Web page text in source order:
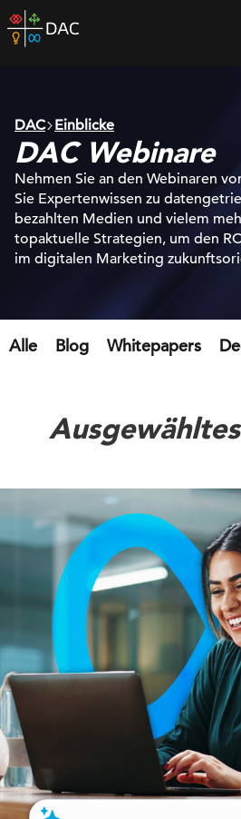
Skip
to
home
DAC Einblicke
DAC Webinare
Nehmen Sie an den Webinaren
Sie Expertenwissen zu
bezahlten Medien und vielem
topaktuelle Strategien, um den
im digitalen Marketing
Alle Blog Whitepapers